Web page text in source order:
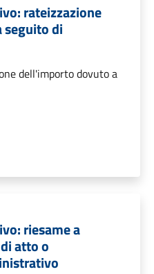
rateizzazione
di
dell'importo dovuto a
riesame a
atto o